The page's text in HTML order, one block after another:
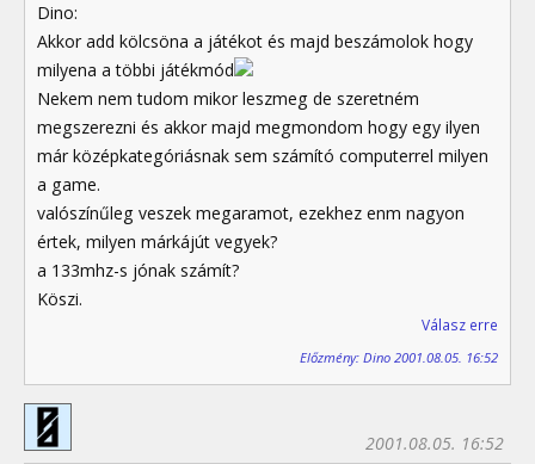
Dino:
Akkor add kölcsöna a játékot és majd beszámolok hogy
milyena a többi játékmód
Nekem nem tudom mikor leszmeg de szeretném
megszerezni és akkor majd megmondom hogy egy ilyen
már középkategóriásnak sem számító computerrel milyen
a game.
valószínűleg veszek megaramot, ezekhez enm nagyon
értek, milyen márkájút vegyek?
a 133mhz-s jónak számít?
Köszi.
Válasz erre
Előzmény: Dino 2001.08.05. 16:52
2001.08.05. 16:52